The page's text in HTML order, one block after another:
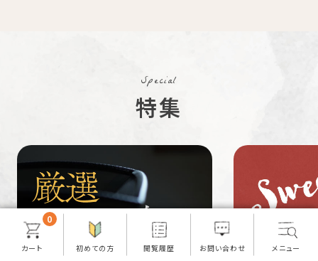
デカフェ
すてきな道
具
生活雑貨
ペルー イエメン
Special
特集
0